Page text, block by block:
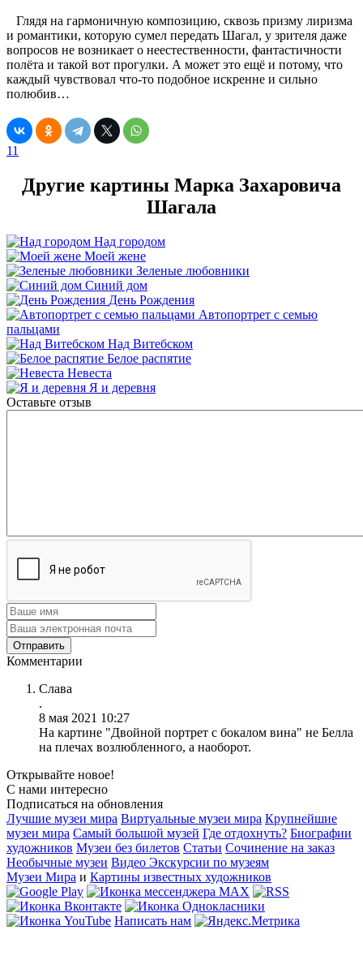
Глядя на гармоничную композицию, сквозь призму лиризма
и романтики, которую сумел передать Шагал, у зрителя даже
вопросов не возникает о неестественности, фантастичности
полёта и такой вот прогулки. А может это ещё и потому, что
каждый чувствовал что-то подобное искренне и сильно
полюбив…
11
Другие картины Марка Захаровича
Шагала
Над городом
Моей жене
Зеленые любовники
Синий дом
День Рождения
Автопортрет с семью
пальцами
Над Витебском
Белое распятие
Невеста
Я и деревня
Оставьте отзыв
Комментарии
Слава
.
8 мая 2021 10:27
На картине "Двойной портрет с бокалом вина" не Белла
на плечах возлюбленного, а наоборот.
Открывайте новое!
С нами интересно
Подписаться на обновления
Лучшие музеи мира Виртуальные музеи мира Крупнейшие
музеи мира Самый большой музей Где отдохнуть? Биографии
художников Музеи без билетов Статьи Сочинение на заказ
Необычные музеи Видео Экскурсии по музеям
Музеи Мира и Картины известных художников
Написать нам